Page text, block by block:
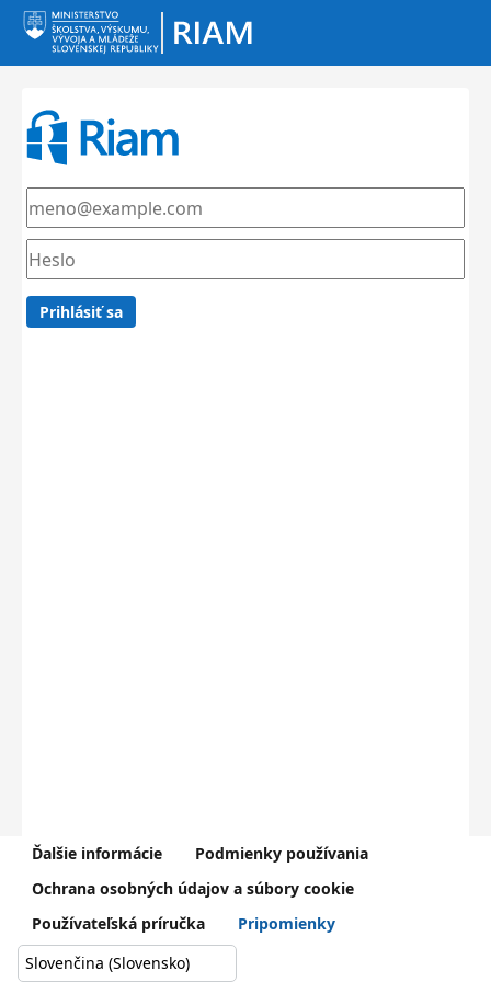
Prihlásiť sa
V prípade problémov kontaktujte Centrum podpory používateľov
dátového centra rezortu školstva (0800 138 033,
helpdesk@iedu.sk
Ďalšie informácie
Podmienky používania
Ochrana osobných údajov a súbory cookie
Používateľská príručka
Pripomienky